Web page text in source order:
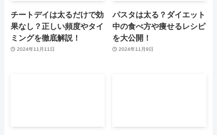
チートデイは太るだけで効
果なし？正しい頻度やタイ
ミングを徹底解説！
2024年11月11日
パスタは太る？ダイエット
中の食べ方や痩せるレシピ
を大公開！
2024年11月9日